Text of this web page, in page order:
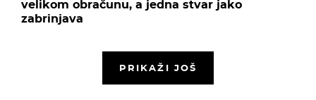
velikom obračunu, a jedna stvar jako
zabrinjava
PRIKAŽI JOŠ